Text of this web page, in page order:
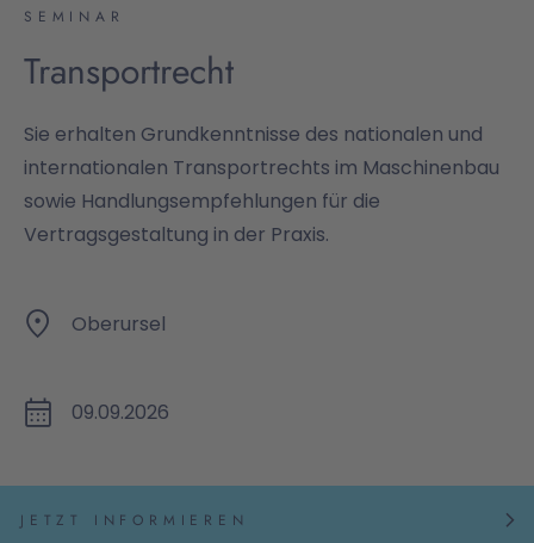
SEMINAR
Transportrecht
Sie erhalten Grundkenntnisse des nationalen und
internationalen Transportrechts im Maschinenbau
sowie Handlungsempfehlungen für die
Vertragsgestaltung in der Praxis.
Oberursel
09.09.2026
JETZT INFORMIEREN